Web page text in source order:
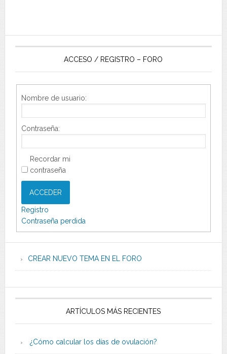
ACCESO / REGISTRO – FORO
Nombre de usuario:
Contraseña:
Recordar mi
contraseña
ACCEDER
Registro
Contraseña perdida
CREAR NUEVO TEMA EN EL FORO
ARTÍCULOS MÁS RECIENTES
¿Cómo calcular los días de ovulación?